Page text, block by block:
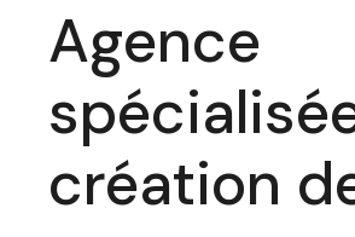
Agence
création